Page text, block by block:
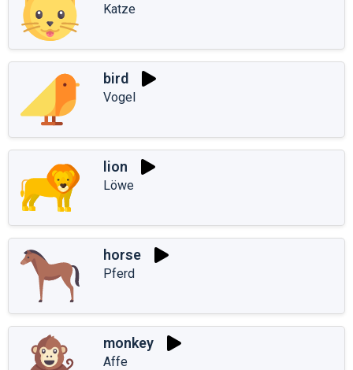
Katze
bird
Vogel
lion
Löwe
horse
Pferd
monkey
Affe